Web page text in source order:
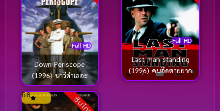
Full HD
Down Periscope
(1996) นาวีดำเลอะ
Full HD
Last man standing
(1996) คนอึดตายยาก
ซับไทย
6.8